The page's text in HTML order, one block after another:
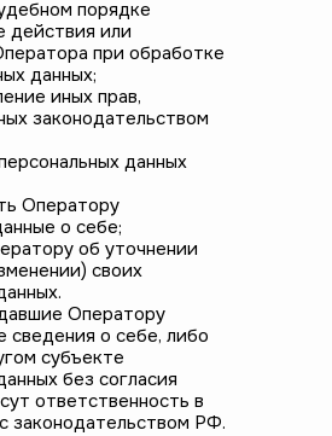
порядке
действия или
при обработке
данных;
иных прав,
законодательством
данных
Оператору
о себе;
об уточнении
своих
Оператору
сведения о себе, либо
субъекте
без согласия
ответственность в
законодательством РФ.